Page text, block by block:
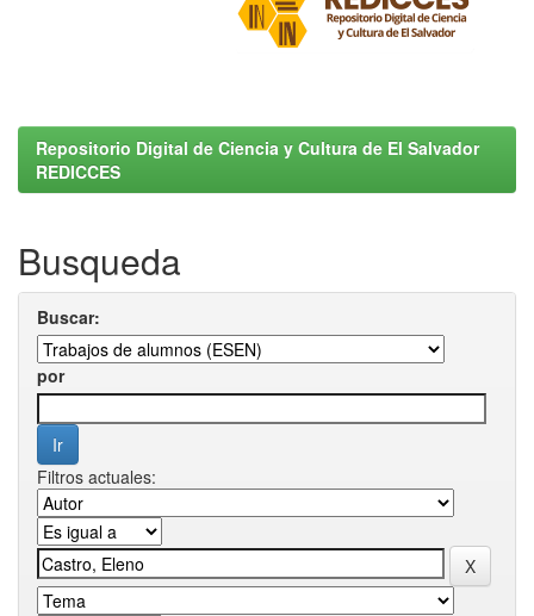
Repositorio Digital de Ciencia y Cultura de El Salvador
REDICCES
Busqueda
Buscar:
por
Filtros actuales: